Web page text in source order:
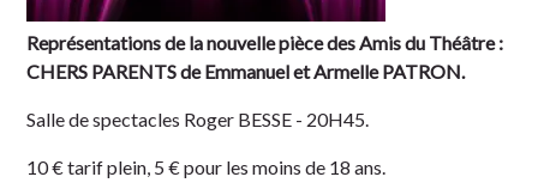
Représentations de la nouvelle pièce des Amis du Théâtre :
CHERS PARENTS de Emmanuel et Armelle PATRON.
Salle de spectacles Roger BESSE - 20H45.
10 € tarif plein, 5 € pour les moins de 18 ans.